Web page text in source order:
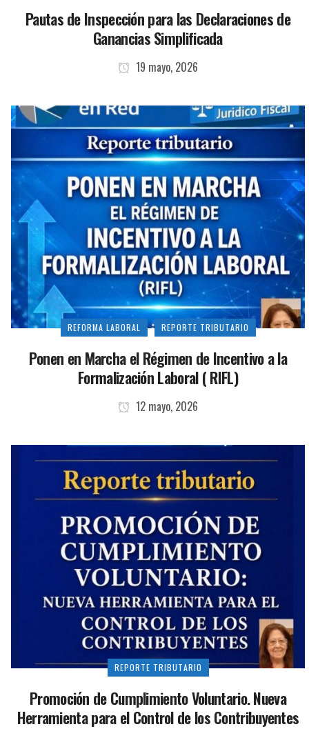
Pautas de Inspección para las Declaraciones de
Ganancias Simplificada
19 mayo, 2026
REFORMA LABORAL REPORTE TRIBUTARIO
Ponen en Marcha el Régimen de Incentivo a la
Formalización Laboral ( RIFL)
12 mayo, 2026
REPORTE TRIBUTARIO
Promoción de Cumplimiento Voluntario. Nueva
Herramienta para el Control de los Contribuyentes